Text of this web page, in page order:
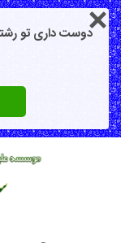
دوست داری تو